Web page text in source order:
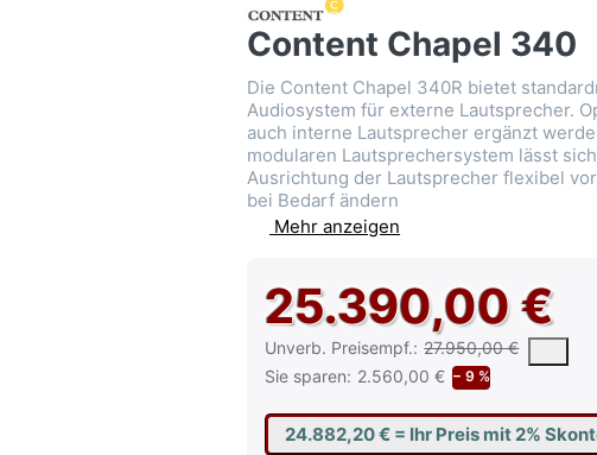
Content Chapel 340
Die Content Chapel 340R bietet
Audiosystem für externe Lautsprecher.
auch interne Lautsprecher ergänzt
modularen Lautsprechersystem lässt
Ausrichtung der Lautsprecher flexibel
bei Bedarf ändern
Mehr anzeigen
25.390,00 €
Unverb. Preisempf.: 27.950,00 €
Die UVP ist der vorgeschlagene oder
Sie sparen: 2.560,00 € − 9 %
24.882,20 € = Ihr Preis mit 2%